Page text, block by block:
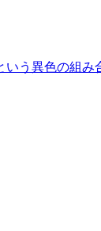
いう異色の